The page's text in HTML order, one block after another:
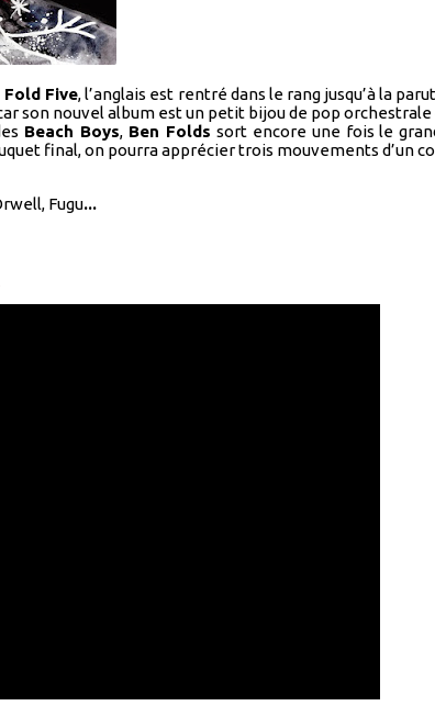
Fold Five, l’anglais est rentré dans le rang jusqu’à la
son nouvel album est un petit bijou de pop
Beach Boys, Ben Folds sort encore une fois le
final, on pourra apprécier trois mouvements d’un
Fugu...